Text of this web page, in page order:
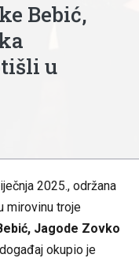
Bebić,
u
2025., održana
mirovinu troje
Jagode Zovko
okupio je